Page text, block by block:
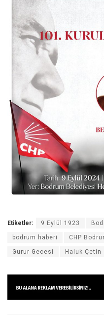
Etiketler: 9 Eylül 1923
bodrum haberi CHP
Gurur Gecesi Haluk Çetin